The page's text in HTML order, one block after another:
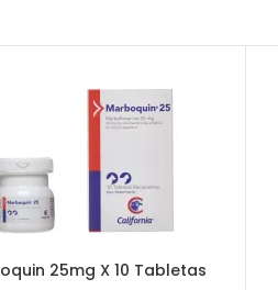
25mg X 10 Tabletas